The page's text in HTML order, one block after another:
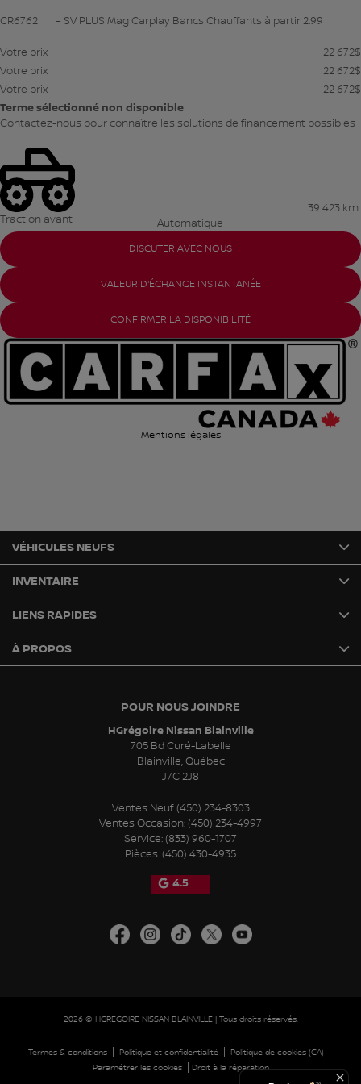
CR6762 – SV PLUS Mag Carplay Bancs Chauffants à partir 2.99
Votre prix 22 672$
Votre prix
22 672$
Votre prix
22 672$
Terme sélectionné non disponible
Contactez-nous pour connaître les solutions de financement possibles
Traction avant Automatique
39 423 km
DISCUTER AVEC NOUS
VALEUR D'ÉCHANGE INSTANTANÉE
CONFIRMER LA DISPONIBILITÉ
Mentions légales
POUR NOUS JOINDRE
HGrégoire Nissan Blainville
705 Bd Curé-Labelle
Blainville,Québec
J7C 2J8
Ventes Neuf: (450) 234-8303
Ventes Occasion: (450) 234-4997
Service: (833) 960-1707
Pièces: (450) 430-4935
4.5
VÉHICULES NEUFS
INVENTAIRE
LIENS RAPIDES
À PROPOS
2026 © HGRÉGOIRE NISSAN BLAINVILLE| Tous droits réservés.
Termes & conditions| Politique et confidentialité| Politique de cookies (CA)
Paramétrer les cookies| Droit à la réparation